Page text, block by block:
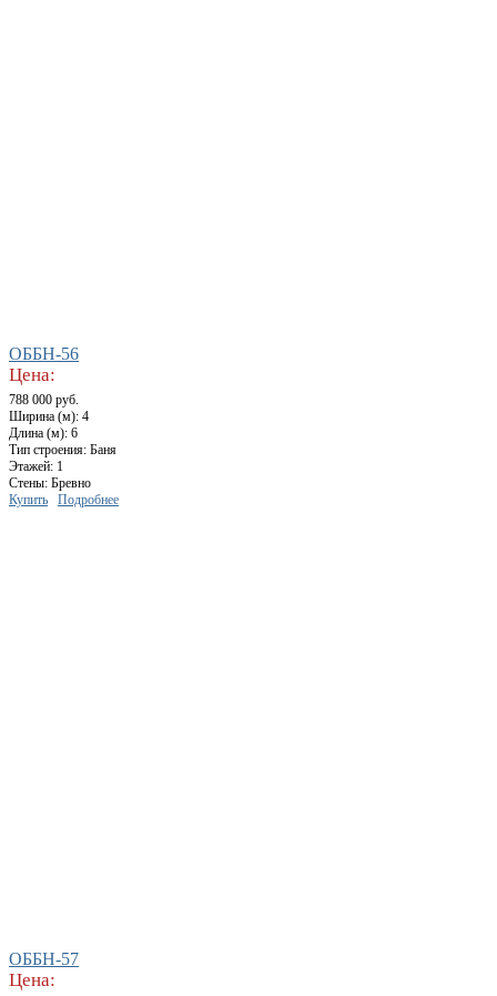
ОББН-56
Цена:
788 000 руб.
Ширина (м): 4
Длина (м): 6
Тип строения: Баня
Этажей: 1
Стены: Бревно
Купить
Подробнее
ОББН-57
Цена: